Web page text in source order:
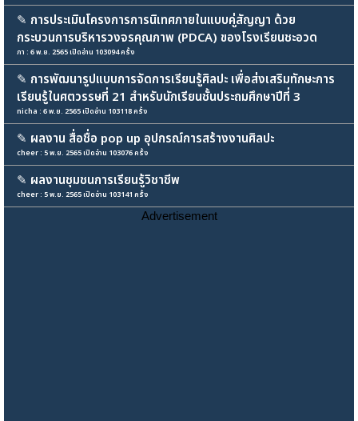
✎ การประเมินโครงการการนิเทศภายในแบบคู่สัญญา ด้วย
กระบวนการบริหารวงจรคุณภาพ (PDCA) ของโรงเรียนชะอวด
ภา : 6 พ.ย. 2565 เปิดอ่าน 103094 ครั้ง
✎ การพัฒนารูปแบบการจัดการเรียนรู้ศิลปะ เพื่อส่งเสริมทักษะการ
เรียนรู้ในศตวรรษที่ 21 สำหรับนักเรียนชั้นประถมศึกษาปีที่ 3
nicha : 6 พ.ย. 2565 เปิดอ่าน 103118 ครั้ง
✎ ผลงาน สื่อชื่อ pop up อุปกรณ์การสร้างงานศิลปะ
cheer : 5 พ.ย. 2565 เปิดอ่าน 103076 ครั้ง
✎ ผลงานชุมชนการเรียนรู้วิชาชีพ
cheer : 5 พ.ย. 2565 เปิดอ่าน 103141 ครั้ง
Advertisement